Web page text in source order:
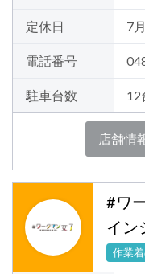
定休日 7
電話番号
駐車台数 12
店舗情
#ワ
イン
作業